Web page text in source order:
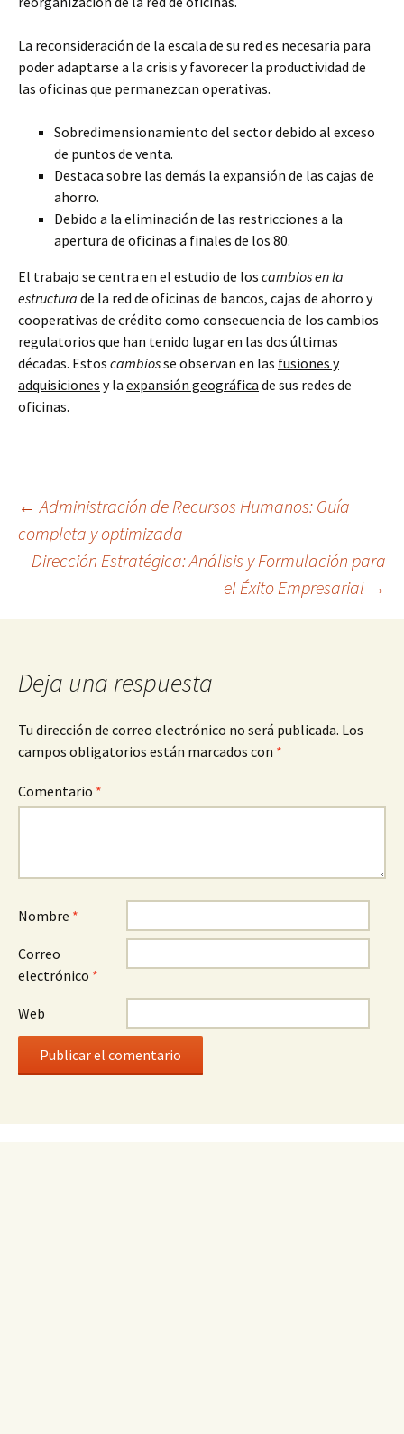
La reconsideración de la escala de su red es necesaria para
poder adaptarse a la crisis y favorecer la productividad de
las oficinas que permanezcan operativas.
Sobredimensionamiento del sector debido al exceso
de puntos de venta.
Destaca sobre las demás la expansión de las cajas de
ahorro.
Debido a la eliminación de las restricciones a la
apertura de oficinas a finales de los 80.
El trabajo se centra en el estudio de los cambios en la
estructura de la red de oficinas de bancos, cajas de ahorro y
cooperativas de crédito como consecuencia de los cambios
regulatorios que han tenido lugar en las dos últimas
décadas. Estos cambiosse observan en las fusiones y
adquisiciones y la expansión geográfica de sus redes de
oficinas.
Navegación
de
entradas
← Administración de Recursos Humanos: Guía
completa y optimizada
Dirección Estratégica: Análisis y Formulación para
el Éxito Empresarial →
Deja una respuesta
Tu dirección de correo electrónico no será publicada. Los
campos obligatorios están marcados con *
Comentario *
Nombre *
Correo
electrónico *
Web